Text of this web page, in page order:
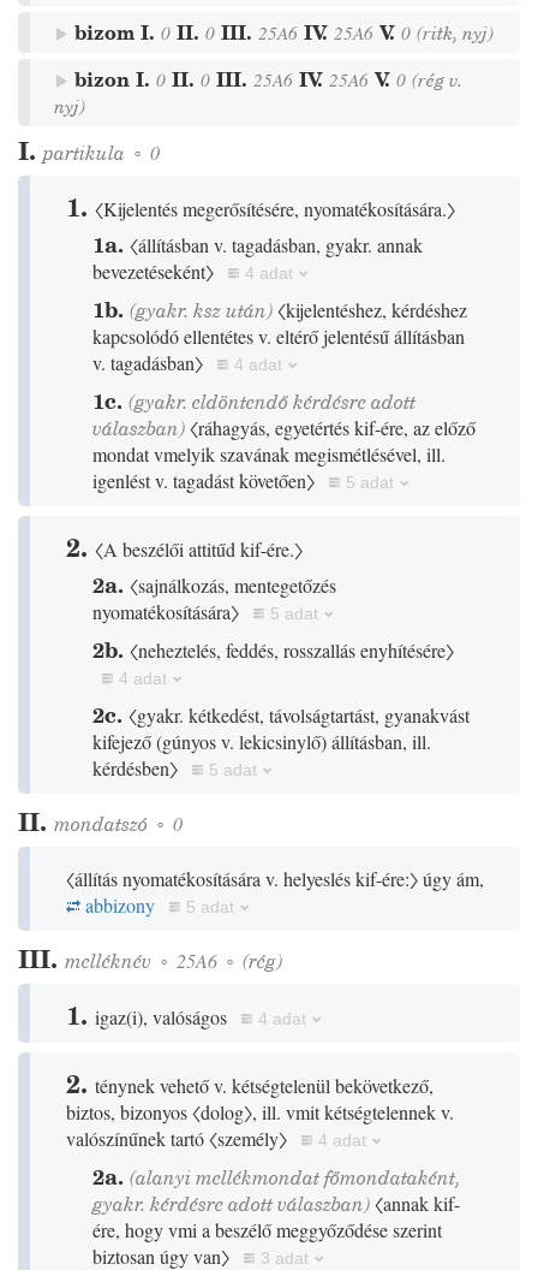
bizom I. 0 II. 0 III. 25A6 IV. 25A6 V. 0 (ritk, nyj)
bizon I. 0 II. 0 III. 25A6 IV. 25A6 V. 0 (rég v.
nyj)
I.partikula ◦ 0
1. 〈Kijelentés megerősítésére, nyomatékosítására.〉
1a. 〈állításban v. tagadásban, gyakr. annak
bevezetéseként〉
4 adat
1b. (gyakr. ksz után)〈kijelentéshez, kérdéshez
kapcsolódó ellentétes v. eltérő jelentésű állításban
v. tagadásban〉
4 adat
1c. (gyakr. eldöntendő kérdésre adott
válaszban)〈ráhagyás, egyetértés kif-ére, az előző
mondat vmelyik szavának megismétlésével, ill.
igenlést v. tagadást követően〉
5 adat
2. 〈A beszélői attitűd kif-ére.〉
2a. 〈sajnálkozás, mentegetőzés
nyomatékosítására〉
5 adat
2b. 〈neheztelés, feddés, rosszallás enyhítésére〉
4 adat
2c. 〈gyakr. kétkedést, távolságtartást, gyanakvást
kifejező(gúnyos v. lekicsinylő)állításban, ill.
kérdésben〉
5 adat
II. mondatszó ◦ 0
〈állítás nyomatékosítására v. helyeslés kif-ére:〉úgy ám,
abbizony
5 adat
III. melléknév ◦ 25A6 ◦ (rég)
1. igaz(i), valóságos 4 adat
2. ténynek vehető v. kétségtelenül bekövetkező,
biztos, bizonyos〈dolog〉, ill. vmit kétségtelennek v.
valószínűnek tartó〈személy〉 4 adat
2a. (alanyi mellékmondat főmondataként,
gyakr. kérdésre adott válaszban)〈annak kif-
ére, hogy vmi a beszélő meggyőződése szerint
biztosan úgy van〉
3 adat